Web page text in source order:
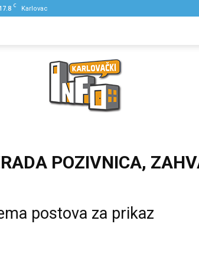
17.8 C Karlovac
Karlovački
POZIVNICA,
postova za prikaz